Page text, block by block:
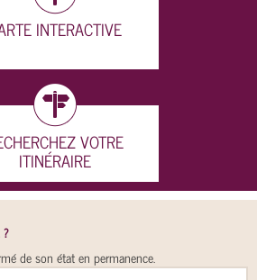
INTERACTIVE
VOTRE
ITINÉRAIRE
de son état en permanence.